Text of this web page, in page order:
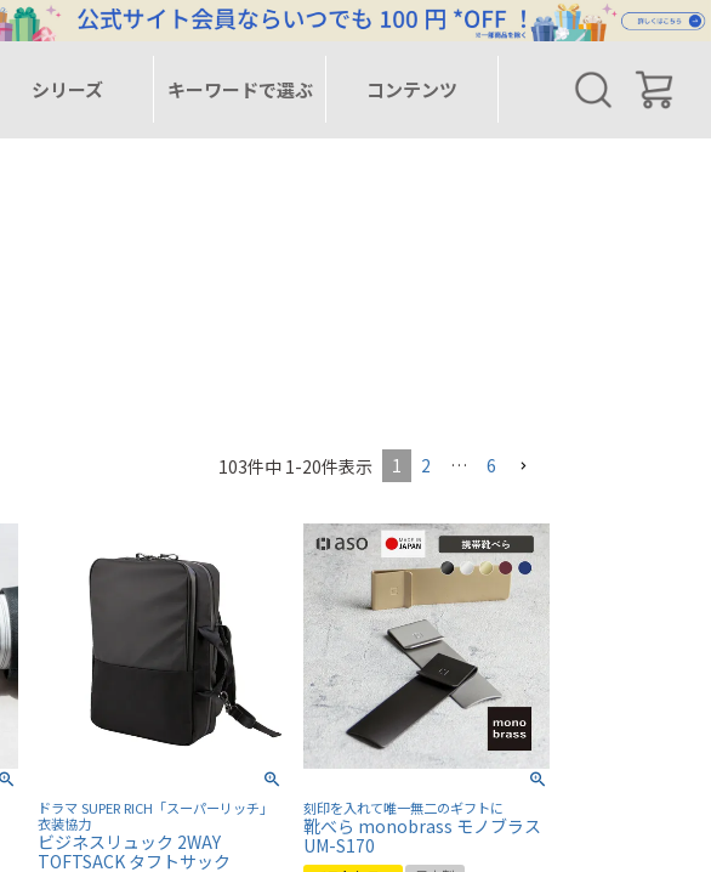
シリーズ キーワードで選ぶ コンテンツ
103件中 1-20件表示 1 2 … 6
ドラマ SUPER RICH「スーパーリッチ」
衣装協力
ビジネスリュック 2WAY
TOFTSACK タフトサック
刻印を入れて唯一無二のギフトに
靴べら monobrass モノブラス
UM-S170